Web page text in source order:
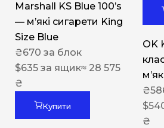
Marshall KS Blue 100’s
— м’які сигарети King
Size Blue
₴670 за блок
$635 за ящик≈ 28 575
₴
Купити
OK
₴
$
₴